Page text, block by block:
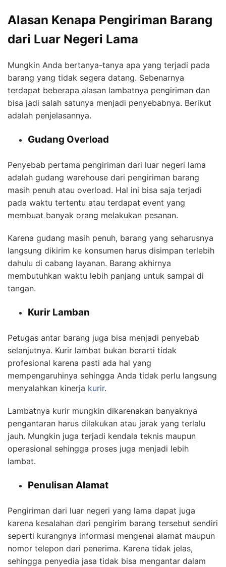
Alasan Kenapa Pengiriman Barang
dari Luar Negeri Lama
Mungkin Anda bertanya-tanya apa yang terjadi pada
barang yang tidak segera datang. Sebenarnya
terdapat beberapa alasan lambatnya pengiriman dan
bisa jadi salah satunya menjadi penyebabnya. Berikut
adalah penjelasannya.
Gudang Overload
Penyebab pertama pengiriman dari luar negeri lama
adalah gudang warehouse dari pengiriman barang
masih penuh atau overload. Hal ini bisa saja terjadi
pada waktu tertentu atau terdapat event yang
membuat banyak orang melakukan pesanan.
Karena gudang masih penuh, barang yang seharusnya
langsung dikirim ke konsumen harus disimpan terlebih
dahulu di cabang layanan. Barang akhirnya
membutuhkan waktu lebih panjang untuk sampai di
tangan.
Kurir Lamban
Petugas antar barang juga bisa menjadi penyebab
selanjutnya. Kurir lambat bukan berarti tidak
profesional karena pasti ada hal yang
mempengaruhinya sehingga Anda tidak perlu langsung
menyalahkan kinerja kurir.
Lambatnya kurir mungkin dikarenakan banyaknya
pengantaran harus dilakukan atau jarak yang terlalu
jauh. Mungkin juga terjadi kendala teknis maupun
operasional sehingga proses juga menjadi lebih
lambat.
Penulisan Alamat
Pengiriman dari luar negeri yang lama dapat juga
karena kesalahan dari pengirim barang tersebut sendiri
seperti kurangnya informasi mengenai alamat maupun
nomor telepon dari penerima. Karena tidak jelas,
sehingga penyedia jasa tidak bisa mengantar dalam